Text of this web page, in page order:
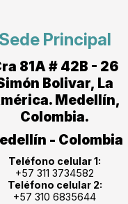
Sede Principal
81A # 42B - 26
Bolivar, La
Medellín,
Colombia.
- Colombia
Teléfono celular 1:
+57 311 3734582
Teléfono celular 2:
+57 310 6835644